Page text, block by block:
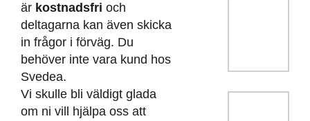
är kostnadsfri och
deltagarna kan även skicka
in frågor i förväg. Du
behöver inte vara kund hos
Svedea.
Vi skulle bli väldigt glada
om ni vill hjälpa oss att